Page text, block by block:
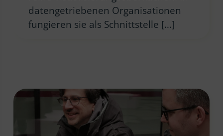
datengetriebenen Organisationen
fungieren sie als Schnittstelle […]